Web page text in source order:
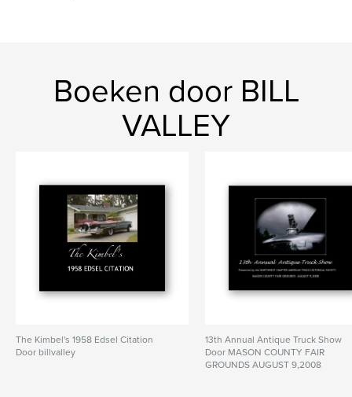
Boeken door BILL
VALLEY
The Kimbel's 1958 Edsel Citation
Door billvalley
13th Annual Antique Truck Show
Door MASON COUNTY FAIR
GROUNDS AUGUST 9,2008